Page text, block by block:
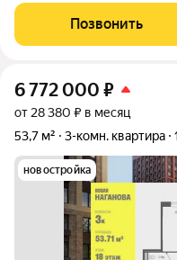
ипoтечным прогрaммaм.
«Новая». Преимущества:
Позвонить
6 772 000 ₽
от 28 380 ₽ в месяц
53,7 м²
3-комн. квартира
новостройка